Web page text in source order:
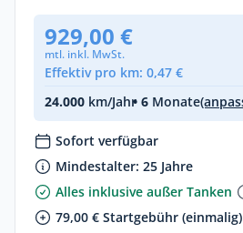
929,00 €
mtl. inkl. MwSt.
Effektiv pro km: 0,47 €
24.000 km/Jahr• 6 Monate
Sofort verfügbar
Mindestalter: 25 Jahre
Alles inklusive außer Tanken
79,00 € Startgebühr (einmalig)